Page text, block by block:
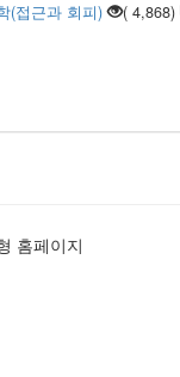
(접근과 회피) ( 4,868)
홈페이지